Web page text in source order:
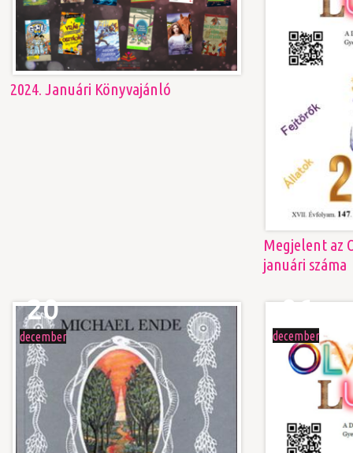
2024. Januári Könyvajánló
Megjelent az
januári száma
20
december
06
december